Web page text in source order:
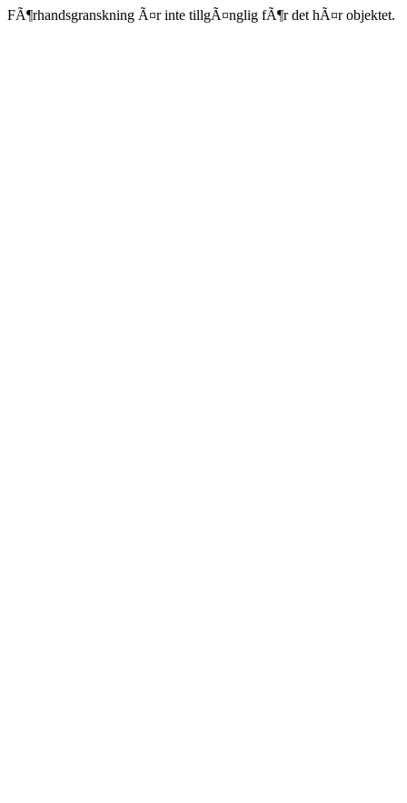
FÃ¶rhandsgranskning Ã¤r inte tillgÃ¤nglig fÃ¶r det hÃ¤r objektet.